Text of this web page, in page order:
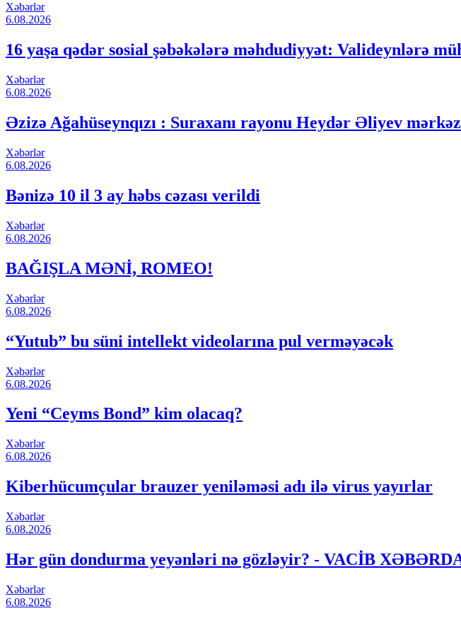
Xəbərlər
6.08.2026
16 yaşa qədər sosial şəbəkələrə məhdudiyyət: Valideynlərə
Xəbərlər
6.08.2026
Əzizə Ağahüseynqızı : Suraxanı rayonu Heydər Əliyev
Xəbərlər
6.08.2026
Bənizə 10 il 3 ay həbs cəzası verildi
Xəbərlər
6.08.2026
BAĞIŞLA MƏNİ, ROMEO!
Xəbərlər
6.08.2026
“Yutub” bu süni intellekt videolarına pul verməyəcək
Xəbərlər
6.08.2026
Yeni “Ceyms Bond” kim olacaq?
Xəbərlər
6.08.2026
Kiberhücumçular brauzer yeniləməsi adı ilə virus yayırlar
Xəbərlər
6.08.2026
Hər gün dondurma yeyənləri nə gözləyir? - VACİB
Xəbərlər
6.08.2026